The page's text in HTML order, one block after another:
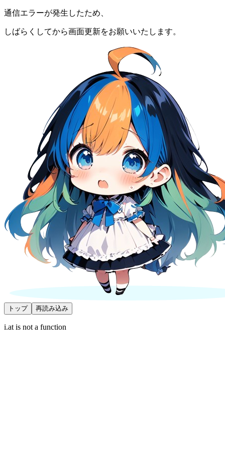
通信エラーが発生したため、
しばらくしてから画面更新をお願いいたします。
トップ 再読み込み
i.at is not a function